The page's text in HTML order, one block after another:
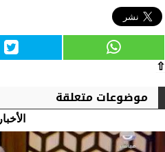
⇧
موضوعات متعلقة
الأخبار